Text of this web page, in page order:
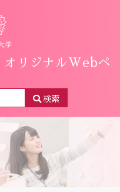
オリジナルWebペ
検索